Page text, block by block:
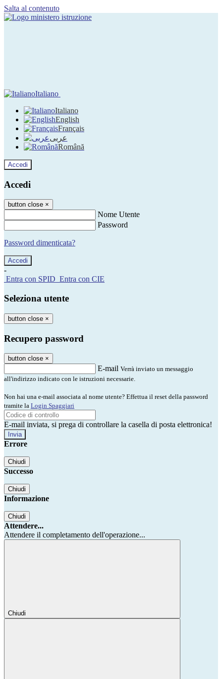
Salta al contenuto
Italiano
Italiano
English
Français
عربى
Română
Accedi
Accedi
button close ×
Nome Utente
Password
Password dimenticata?
-
Entra con SPID Entra con CIE
Seleziona utente
button close ×
Recupero password
button close ×
E-mail Verrà inviato un messaggio
all'indirizzo indicato con le istruzioni necessarie.
Non hai una e-mail associata al nome utente? Effettua il reset della password
tramite la Login Spaggiari
E-mail inviata, si prega di controllare la casella di posta elettronica!
Errore
Chiudi
Successo
Chiudi
Informazione
Chiudi
Attendere...
Attendere il completamento dell'operazione...
Chiudi